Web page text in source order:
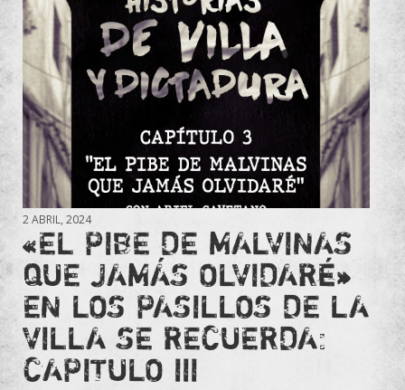
2 ABRIL, 2024
«EL PIBE DE MALVINAS
QUE JAMÁS OLVIDARÉ»
EN LOS PASILLOS DE LA
VILLA SE RECUERDA:
CAPITULO III